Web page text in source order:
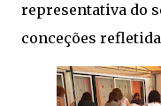
representativa do
conceções